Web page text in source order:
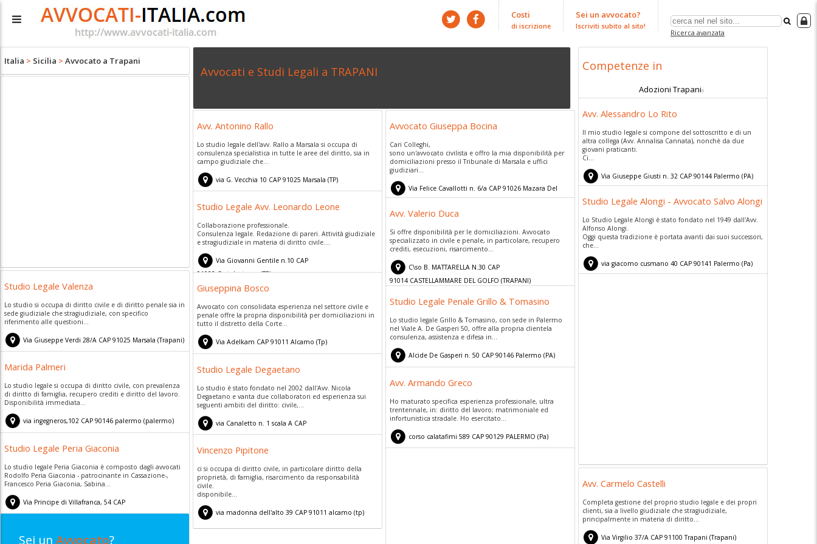
Ricerca avanzata
Sei un avvocato?
Iscriviti subito al sito!
Costi
di iscrizione
Italia > Sicilia >Avvocato a Trapani
Avvocati e Studi Legali a TRAPANI Competenze in
Adozioni Trapani6
Avv. Alessandro Lo Rito
Il mio studio legale si compone del sottoscritto e di un
altra collega (Avv. Annalisa Cannata), nonchè da due
giovani praticanti.
Ci...
Via Giuseppe Giusti n. 32CAP 90144 Palermo (PA)
Avv. Antonino Rallo
Lo studio legale dell'avv. Rallo a Marsala si occupa di
consulenza specialistica in tutte le aree del diritto, sia in
campo giudiziale che...
via G. Vecchia 10 CAP 91025 Marsala (TP)
Avvocato Giuseppa Bocina
Cari Colleghi,
sono un'avvocato civilista e offro la mia disponibilità per
domiciliazioni presso il Tribunale di Marsala e uffici
giudiziari...
Via Felice Cavallotti n. 6/a CAP 91026 Mazara Del
Studio Legale Alongi - Avvocato Salvo Alongi
Lo Studio Legale Alongi è stato fondato nel 1949 dall'Avv.
Alfonso Alongi.
Oggi questa tradizione è portata avanti dai suoi successori,
che...
via giacomo cusmano 40 CAP 90141 Palermo (Pa)
Studio Legale Avv. Leonardo Leone
Collaborazione professionale.
Consulenza legale. Redazione di pareri. Attività giudiziale
e stragiudiziale in materia di diritto civile....
Via Giovanni Gentile n.10 CAP
91022 Castelvetrano(TP)
Avv. Valerio Duca
Si offre disponibilità per le domiciliazioni. Avvocato
specializzato in civile e penale, in particolare, recupero
crediti, esecuzioni, risarcimento...
C\so B. MATTARELLA N.30 CAP
91014 CASTELLAMMARE DEL GOLFO (TRAPANI)
Studio Legale Valenza
Lo studio si occupa di diritto civile e di diritto penale sia in
sede giudiziale che stragiudiziale, con specifico
riferimento alle questioni...
Via Giuseppe Verdi 28/ACAP 91025 Marsala (Trapani)
Giuseppina Bosco
Avvocato con consolidata esperienza nel settore civile e
penale offre la propria disponibilità per domiciliazioni in
tutto il distretto della Corte...
Via Adelkam CAP 91011 Alcamo (Tp)
Studio Legale Penale Grillo & Tomasino
Lo studio legale Grillo & Tomasino, con sede in Palermo
nel Viale A. De Gasperi 50, offre alla propria clientela
consulenza, assistenza e difesa in...
Alcide De Gasperi n. 50 CAP 90146 Palermo (PA)
Marida Palmeri
Lo studio legale si occupa di diritto civile, con prevalenza
di diritto di famiglia, recupero crediti e diritto del lavoro.
Disponibilità immediata...
via ingegneros,102CAP 90146 palermo (palermo)
Studio Legale Degaetano
Lo studio è stato fondato nel 2002 dall'Avv. Nicola
Degaetano e vanta due collaboratori ed esperienza sui
seguenti ambiti del diritto: civile,...
via Canaletto n. 1 scala ACAP
90047 Partinico(Palermo)
Avv. Armando Greco
Ho maturato specifica esperienza professionale, ultra
trentennale, in: diritto del lavoro; matrimoniale ed
infortunistica stradale. Ho esercitato...
corso calatafimi 589 CAP 90129 PALERMO (Pa)
Studio Legale Peria Giaconia
Lo studio legale Peria Giaconia è composto dagli avvocati
Rodolfo Peria Giaconia - patrocinante in Cassazione-,
Francesco Peria Giaconia, Sabina...
Via Principe di Villafranca, 54CAP
90141 Palermo(PA)
Vincenzo Pipitone
ci si occupa di diritto civile, in particolare diritto della
proprietà, di famiglia, risarcimento da responsabilità
civile.
disponibile...
via madonna dell'alto 39 CAP 91011 alcamo (tp)
Avv. Carmelo Castelli
Completa gestione del proprio studio legale e dei propri
clienti, sia a livello giudiziale che stragiudiziale,
principalmente in materia di diritto...
Via Virgilio 37/ACAP 91100 Trapani (Trapani)
Sei un Avvocato?